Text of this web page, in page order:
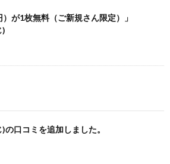
）が1枚無料（ご新規さん限定）」
)
口コミを追加しました。